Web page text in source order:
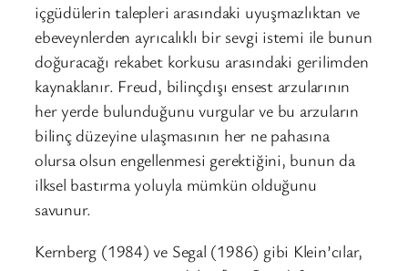
içgüdülerin talepleri arasındaki uyuşmazlıktan ve
ebeveynlerden ayrıcalıklı bir sevgi istemi ile bunun
doğuracağı rekabet korkusu arasındaki gerilimden
kaynaklanır. Freud, bilinçdışı ensest arzularının
her yerde bulunduğunu vurgular ve bu arzuların
bilinç düzeyine ulaşmasının her ne pahasına
olursa olsun engellenmesi gerektiğini, bunun da
ilksel bastırma yoluyla mümkün olduğunu
savunur.
Kernberg (1984) ve Segal (1986) gibi Klein’cılar,